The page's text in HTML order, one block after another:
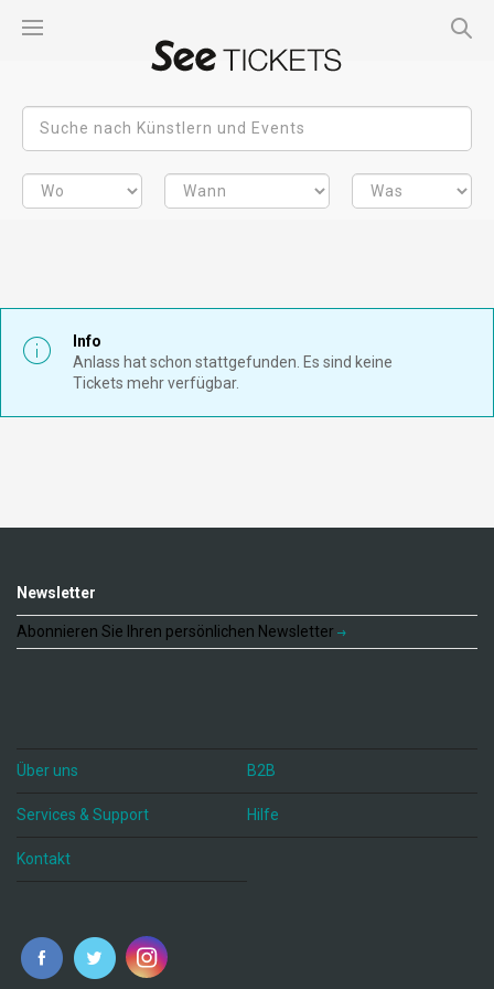
Info
Anlass hat schon stattgefunden. Es sind keine
Tickets mehr verfügbar.
Newsletter
Abonnieren Sie Ihren persönlichen Newsletter
Über uns B2B
Services & Support Hilfe
Kontakt